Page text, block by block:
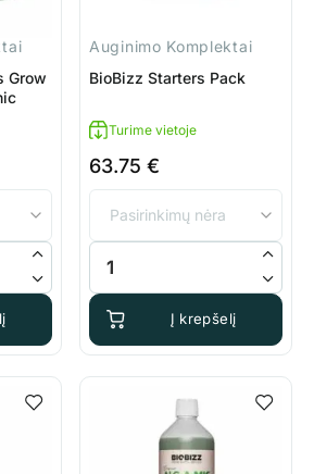
Grow
Nutrients Grow Your Own Kit
Auginimo Komplektai
BioBizz Starters Pack
Turime vietoje
63.75 €
produkto kiekis: BioBizz
Į krepšelį